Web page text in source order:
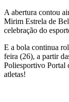
A abertura contou
Mirim Estrela de
celebração do
E a bola continua
feira (26), a partir
Poliesportivo Portal
atletas!